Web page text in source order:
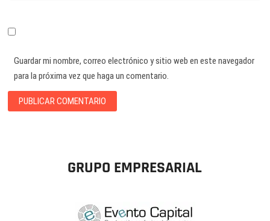
Guardar mi nombre, correo electrónico y sitio web en este navegador
para la próxima vez que haga un comentario.
GRUPO EMPRESARIAL